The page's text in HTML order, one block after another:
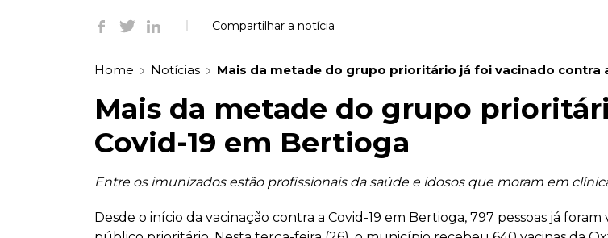
Compartilhar a notícia
Home Notícias Mais da metade do grupo prioritário já foi vacinado contra
Mais da metade do grupo
Covid-19 em Bertioga
Entre os imunizados estão profissionais da saúde e idosos que moram em
Desde o início da vacinação contra a Covid-19 em Bertioga, 797 pessoas já